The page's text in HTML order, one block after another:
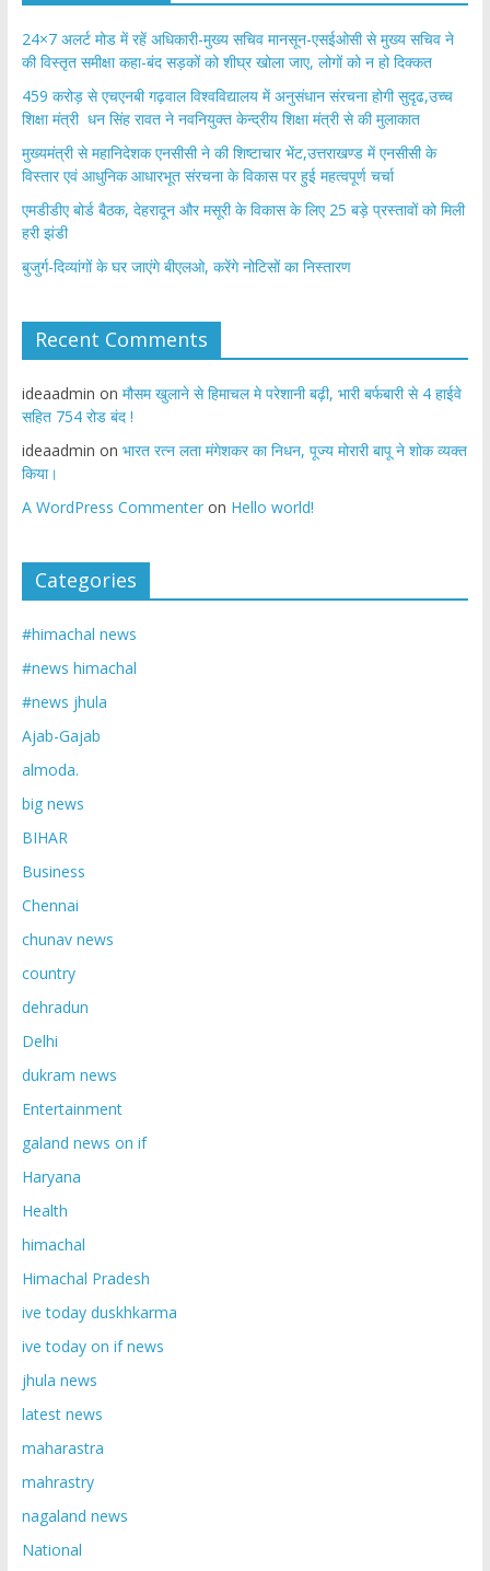
24×7 अलर्ट मोड में रहें अधिकारी-मुख्य सचिव मानसून-एसईओसी से मुख्य सचिव ने
की विस्तृत समीक्षा कहा-बंद सड़कों को शीघ्र खोला जाए, लोगों को न हो दिक्कत
459 करोड़ से एचएनबी गढ़वाल विश्वविद्यालय में अनुसंधान संरचना होगी सुदृढ,उच्च
शिक्षा मंत्री धन सिंह रावत ने नवनियुक्त केन्द्रीय शिक्षा मंत्री से की मुलाकात
मुख्यमंत्री से महानिदेशक एनसीसी ने की शिष्टाचार भेंट,उत्तराखण्ड में एनसीसी के
विस्तार एवं आधुनिक आधारभूत संरचना के विकास पर हुई महत्वपूर्ण चर्चा
एमडीडीए बोर्ड बैठक, देहरादून और मसूरी के विकास के लिए 25 बड़े प्रस्तावों को मिली
हरी झंडी
बुजुर्ग-दिव्यांगों के घर जाएंगे बीएलओ, करेंगे नोटिसों का निस्तारण
Recent Comments
ideaadmin on मौसम खुलाने से हिमाचल मे परेशानी बढ़ी, भारी बर्फबारी से 4 हाईवे
सहित 754 रोड बंद !
ideaadmin on भारत रत्न लता मंगेशकर का निधन, पूज्य मोरारी बापू ने शोक व्यक्त
किया।
A WordPress Commenteron Hello world!
Categories
#himachal news
#news himachal
#news jhula
Ajab-Gajab
almoda.
big news
BIHAR
Business
Chennai
chunav news
country
dehradun
Delhi
dukram news
Entertainment
galand news on if
Haryana
Health
himachal
Himachal Pradesh
ive today duskhkarma
ive today on if news
jhula news
latest news
maharastra
mahrastry
nagaland news
National